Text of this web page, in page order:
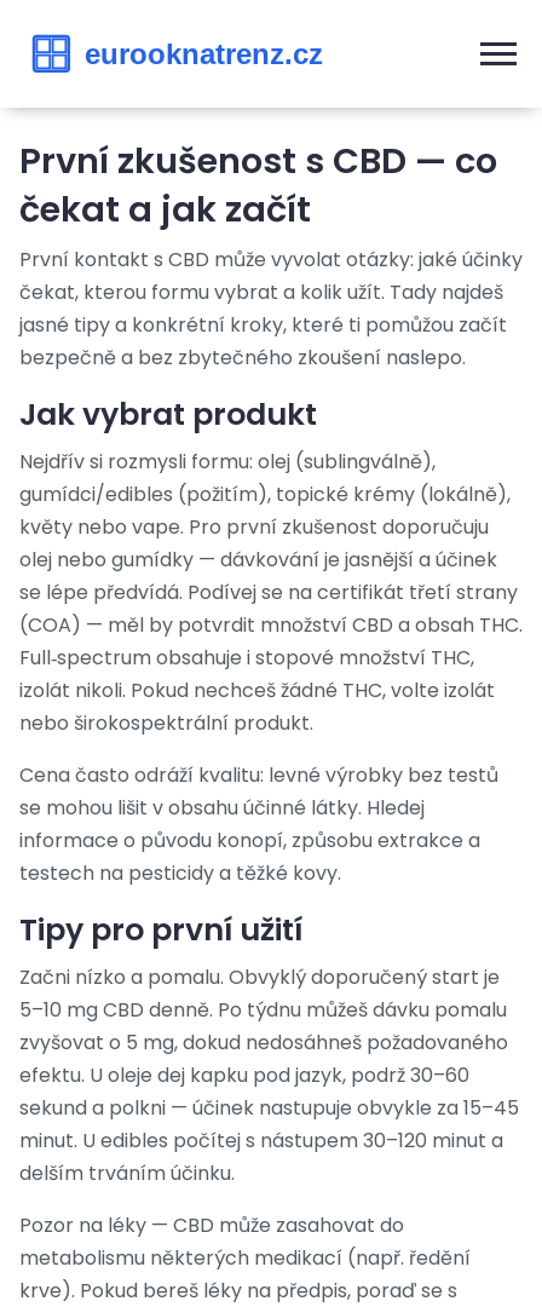
První zkušenost s CBD — co
čekat a jak začít
První kontakt s CBD může vyvolat otázky: jaké účinky
čekat, kterou formu vybrat a kolik užít. Tady najdeš
jasné tipy a konkrétní kroky, které ti pomůžou začít
bezpečně a bez zbytečného zkoušení naslepo.
Jak vybrat produkt
Nejdřív si rozmysli formu: olej (sublingválně),
gumídci/edibles (požitím), topické krémy (lokálně),
květy nebo vape. Pro první zkušenost doporučuju
olej nebo gumídky — dávkování je jasnější a účinek
se lépe předvídá. Podívej se na certifikát třetí strany
(COA) — měl by potvrdit množství CBD a obsah THC.
Full‑spectrum obsahuje i stopové množství THC,
izolát nikoli. Pokud nechceš žádné THC, volte izolát
nebo širokospektrální produkt.
Cena často odráží kvalitu: levné výrobky bez testů
se mohou lišit v obsahu účinné látky. Hledej
informace o původu konopí, způsobu extrakce a
testech na pesticidy a těžké kovy.
Tipy pro první užití
Začni nízko a pomalu. Obvyklý doporučený start je
5–10 mg CBD denně. Po týdnu můžeš dávku pomalu
zvyšovat o 5 mg, dokud nedosáhneš požadovaného
efektu. U oleje dej kapku pod jazyk, podrž 30–60
sekund a polkni — účinek nastupuje obvykle za 15–45
minut. U edibles počítej s nástupem 30–120 minut a
delším trváním účinku.
Pozor na léky — CBD může zasahovat do
metabolismu některých medikací (např. ředění
krve). Pokud bereš léky na předpis, poraď se s